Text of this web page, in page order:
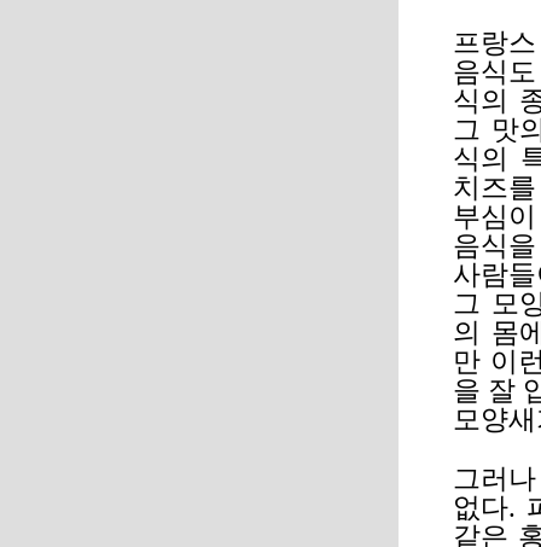
프랑
음식
식의
그 맛
식의
치즈
부심
음식
사람
그 모
의 몸
만 이
을 잘
모양
그러
없다.
같은